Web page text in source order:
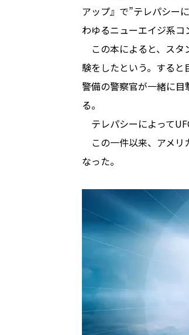
アップ』で”テレパシー
わゆるニューエイジ系コ
この本によると、スタ
験をしたという。する
警備の警察官が一緒に
る。
テレパシーによって
この一件以来、アメリ
なった。